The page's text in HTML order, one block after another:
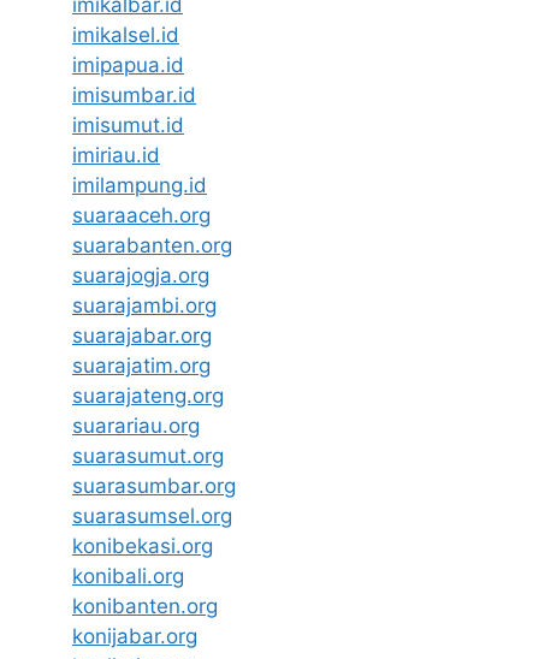
imikalbar.id
imikalsel.id
imipapua.id
imisumbar.id
imisumut.id
imiriau.id
imilampung.id
suaraaceh.org
suarabanten.org
suarajogja.org
suarajambi.org
suarajabar.org
suarajatim.org
suarajateng.org
suarariau.org
suarasumut.org
suarasumbar.org
suarasumsel.org
konibekasi.org
konibali.org
konibanten.org
konijabar.org